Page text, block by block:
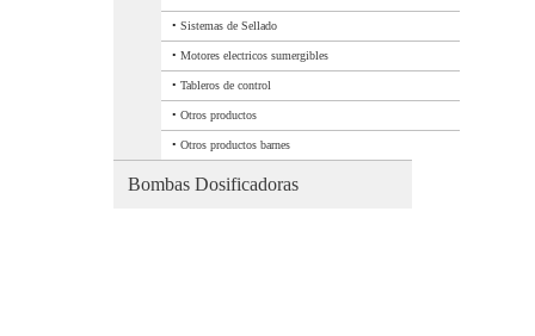
• Sistemas de Sellado
• Motores electricos sumergibles
• Tableros de control
• Otros productos
• Otros productos barnes
Bombas Dosificadoras